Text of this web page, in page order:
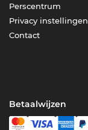
Perscentrum
Privacy instellingen
Contact
Betaalwijzen